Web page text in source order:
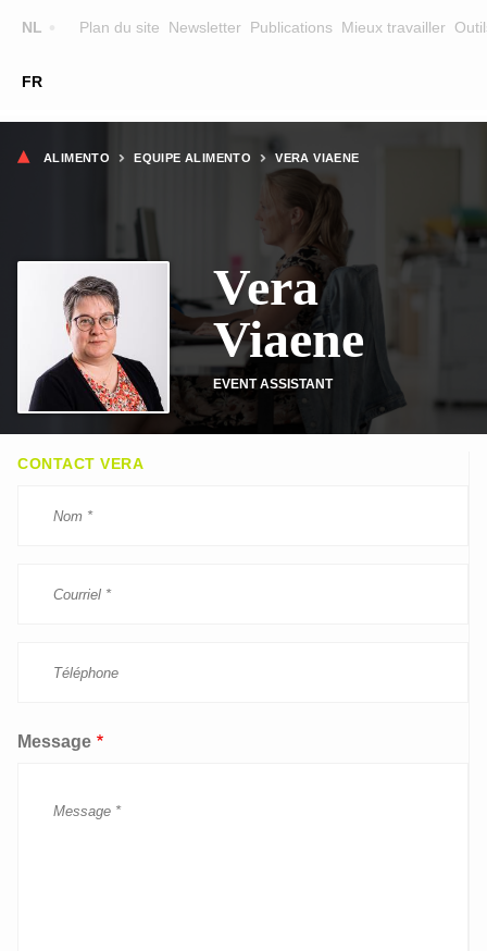
NL
FR
Plan du site Newsletter Publications Mieux travailler
Main
navigation
EQUIPE
CONTACT
Fil
ALIMENTO EQUIPE ALIMENTO VERA VIAENE
Vera
Viaene
EVENT ASSISTANT
CONTACT VERA
Message